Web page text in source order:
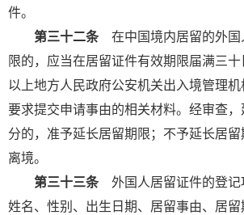
件。
第三十二条在中国境内居留的外国
限的，应当在居留证件有效期限届满三
以上地方人民政府公安机关出入境管理
要求提交申请事由的相关材料。经审查
分的，准予延长居留期限；不予延长居
离境。
第三十三条 外国人居留证件的登
姓名、性别、出生日期、居留事由、居留